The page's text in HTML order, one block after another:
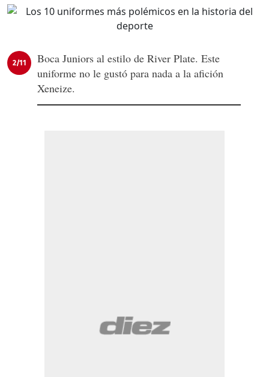
2/11
Boca Juniors al estilo de River Plate. Este
uniforme no le gustó para nada a la afición
Xeneize.